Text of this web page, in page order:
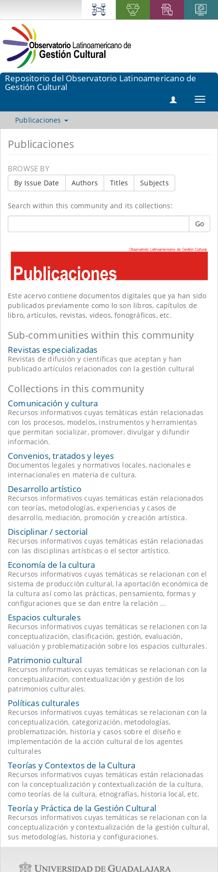
Repositorio del Observatorio Latinoamericano de
Gestión Cultural
Publicaciones
Publicaciones
BROWSE BY
By Issue Date Authors Titles Subjects
Search within this community and its collections:
Go
Este acervo contiene documentos digitales que ya han sido
publicados previamente como lo son libros, capítulos de
libro, artículos, revistas, videos, fonográficos, etc.
Sub-communities within this community
Revistas especializadas
Revistas de difusión y científicas que aceptan y han
publicado artículos relacionados con la gestión cultural
Collections in this community
Comunicación y cultura
Recursos informativos cuyas temáticas están relacionadas
con los procesos, modelos, instrumentos y herramientas
que permitan socializar, promover, divulgar y difundir
información.
Convenios, tratados y leyes
Documentos legales y normativos locales, nacionales e
internacionales en materia de cultura.
Desarrollo artístico
Recursos informativos cuyas temáticas están relacionados
con teorías, metodologías, experiencias y casos de
desarrollo, mediación, promoción y creación artística.
Disciplinar / sectorial
Recursos informativos cuyas temáticas están relacionadas
con las disciplinas artísticas o el sector artístico.
Economía de la cultura
Recursos informativos cuyas temáticas se relacionan con el
sistema de producción cultural, la aportación económica de
la cultura así como las prácticas, pensamiento, formas y
configuraciones que se dan entre la relación ...
Espacios culturales
Recursos informativos cuyas temáticas se relacionen con la
conceptualización, clasificación, gestión, evaluación,
valuación y problematización sobre los espacios culturales.
Patrimonio cultural
Recursos informativos cuyas temáticas se relacionan con la
conceptualización, contextualización y gestión de los
patrimonios culturales.
Políticas culturales
Recursos informativos cuyas temáticas se relacionan con la
conceptualización, categorización, metodologías,
problematización, historia y casos sobre el diseño e
implementación de la acción cultural de los agentes
culturales
Teorías y Contextos de la Cultura
Recursos informativos cuyas temáticas están relacionadas
con la conceptualización y contextualización de la cultura,
como teorías de la cultura, etnografías, historia local, etc.
Teoría y Práctica de la Gestión Cultural
Recursos informativos cuyas temáticas se relacionan con la
conceptualización y contextualización de la gestión cultural,
sus metodologías, historia y configuraciones.